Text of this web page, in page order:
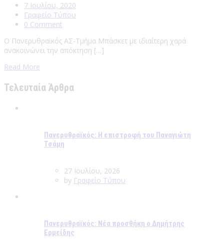
7 Ιουλίου, 2020
Γραφείο Τύπου
0 Comment
Ο Πανερυθραϊκός ΑΣ-Τμήμα Μπάσκετ με ιδιαίτερη χαρά
ανακοινώνει την απόκτηση […]
Read More
Τελευταία Άρθρα
Πανερυθραϊκός: Η επιστροφή του Παναγιώτη
Τσάμη
27 Ιουλίου, 2026
by Γραφείο Τύπου
Πανερυθραϊκός: Νέα προσθήκη ο Δημήτρης
Ερμείδης